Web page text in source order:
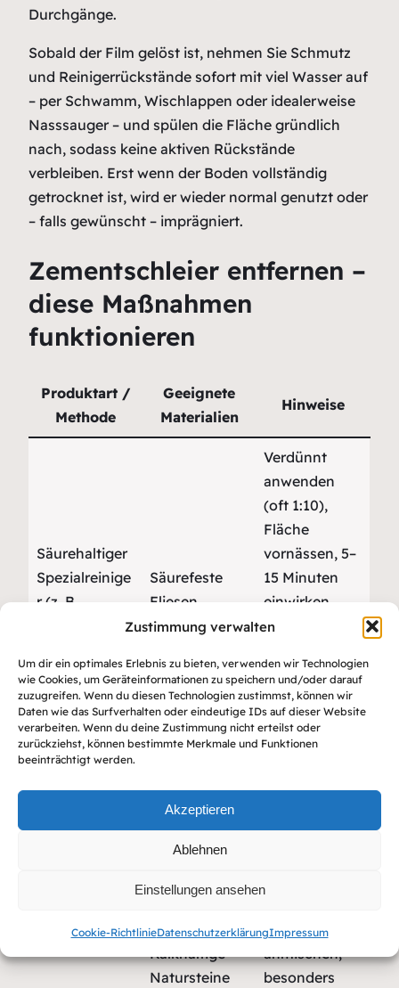
Zustimmung verwalten
Um dir ein optimales Erlebnis zu bieten, verwenden wir Technologien
wie Cookies, um Geräteinformationen zu speichern und/oder darauf
zuzugreifen. Wenn du diesen Technologien zustimmst, können wir
Daten wie das Surfverhalten oder eindeutige IDs auf dieser Website
verarbeiten. Wenn du deine Zustimmung nicht erteilst oder
zurückziehst, können bestimmte Merkmale und Funktionen
beeinträchtigt werden.
Akzeptieren
Ablehnen
Einstellungen ansehen
Cookie-RichtlinieDatenschutzerklärungImpressum
Durchgänge.
Sobald der Film gelöst ist, nehmen Sie Schmutz
und Reinigerrückstände sofort mit viel Wasser auf
– per Schwamm, Wischlappen oder idealerweise
Nasssauger – und spülen die Fläche gründlich
nach, sodass keine aktiven Rückstände
verbleiben. Erst wenn der Boden vollständig
getrocknet ist, wird er wieder normal genutzt oder
– falls gewünscht – imprägniert.
Zementschleier entfernen –
diese Maßnahmen
funktionieren
Produktart /
Methode
Geeignete
Materialien
Hinweise
Säurehaltiger
Spezialreinige
r (z. B.
Zitronensäure
)
Säurefeste
Fliesen,
Feinsteinzeug,
n, Granit
Verdünnt
anwenden
(oft 1:10),
Fläche
vornässen, 5–
15 Minuten
einwirken
lassen und
neutralisieren.
Nicht auf
Kalkstein,
Marmor oder
verwenden.
Kalkhaltige
Natursteine
pH-neutrale
HMK R155
anmischen;
besonders